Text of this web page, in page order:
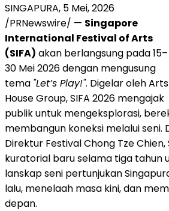
SINGAPURA, 5 Mei, 2026
/PRNewswire/ — Singapore
International Festival of Arts
(SIFA) akan berlangsung pada 15–
30 Mei 2026 dengan mengusung
tema "Let’s Play!". Digelar oleh Arts
House Group, SIFA 2026 mengajak
publik untuk mengeksplorasi,
membangun koneksi melalui seni.
Direktur Festival Chong Tze Chien,
kuratorial baru selama tiga tahun
lanskap seni pertunjukan
lalu, menelaah masa kini, dan
depan.